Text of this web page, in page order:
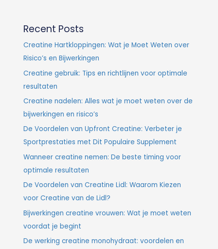
Recent Posts
Creatine Hartkloppingen: Wat je Moet Weten over
Risico’s en Bijwerkingen
Creatine gebruik: Tips en richtlijnen voor optimale
resultaten
Creatine nadelen: Alles wat je moet weten over de
bijwerkingen en risico’s
De Voordelen van Upfront Creatine: Verbeter je
Sportprestaties met Dit Populaire Supplement
Wanneer creatine nemen: De beste timing voor
optimale resultaten
De Voordelen van Creatine Lidl: Waarom Kiezen
voor Creatine van de Lidl?
Bijwerkingen creatine vrouwen: Wat je moet weten
voordat je begint
De werking creatine monohydraat: voordelen en